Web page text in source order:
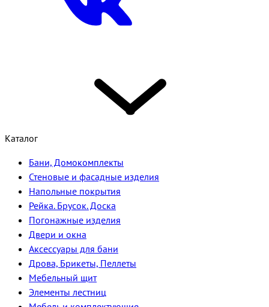
Каталог
Бани, Домокомплекты
Стеновые и фасадные изделия
Напольные покрытия
Рейка. Брусок. Доска
Погонажные изделия
Двери и окна
Аксессуары для бани
Дрова, Брикеты, Пеллеты
Мебельный щит
Элементы лестниц